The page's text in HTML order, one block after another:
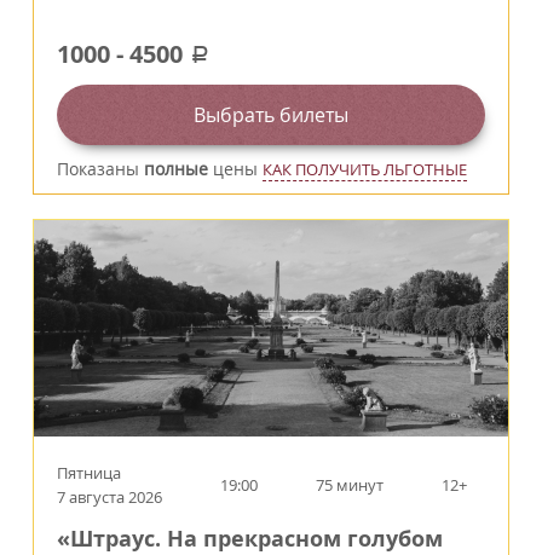
1000-4500 a
Выбрать билеты
Показаны полные цены КАК ПОЛУЧИТЬ ЛЬГОТНЫЕ
Пятница
7 августа 2026
19:00 75 минут 12+
«Штраус. На прекрасном голубом